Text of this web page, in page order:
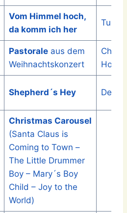
Vom Himmel hoch,
da komm ich her
Tull
Pastoraleaus dem
Weihnachtskonzert
Shepherd´s Hey
Christmas Carousel
(Santa Claus is
Coming to Town –
The Little Drummer
Boy – Mary´s Boy
Child – Joy to the
World)